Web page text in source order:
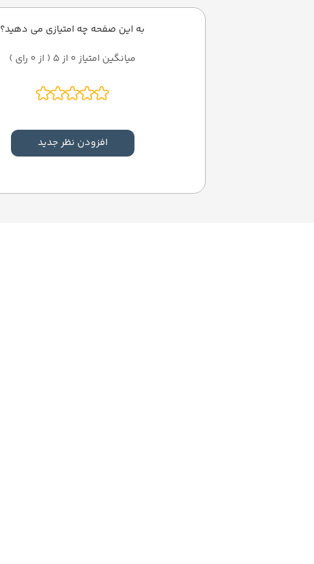
به این صفحه چه امتیازی می دهید؟
میانگین امتیاز 0 از 5 ( از 0 رای )
افزودن نظر جدید